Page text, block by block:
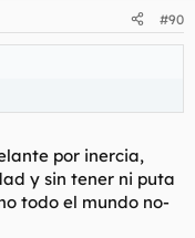
#90
por inercia,
y sin tener ni puta
todo el mundo no-